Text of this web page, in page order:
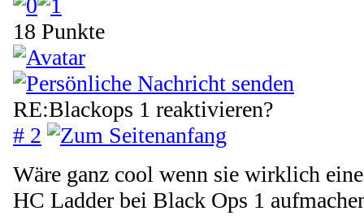
18 Punkte
RE:Blackops 1 reaktivieren?
# 2
Wäre ganz cool wenn sie wirklich
HC Ladder bei Black Ops 1